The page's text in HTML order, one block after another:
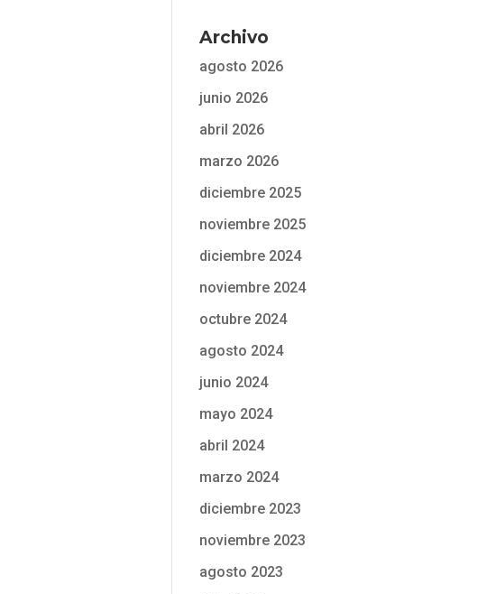
Archivo
agosto 2026
junio 2026
abril 2026
marzo 2026
diciembre 2025
noviembre 2025
diciembre 2024
noviembre 2024
octubre 2024
agosto 2024
junio 2024
mayo 2024
abril 2024
marzo 2024
diciembre 2023
noviembre 2023
agosto 2023